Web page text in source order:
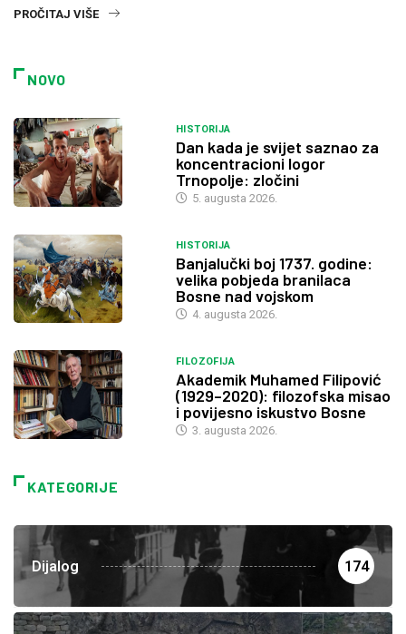
PROČITAJ VIŠE
NOVO
HISTORIJA
Dan kada je svijet saznao za
koncentracioni logor
Trnopolje: zločini
5. augusta 2026.
HISTORIJA
Banjalučki boj 1737. godine:
velika pobjeda branilaca
Bosne nad vojskom
4. augusta 2026.
FILOZOFIJA
Akademik Muhamed Filipović
(1929–2020): filozofska misao
i povijesno iskustvo Bosne
3. augusta 2026.
KATEGORIJE
Dijalog 174